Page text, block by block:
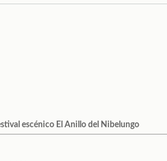
escénico El Anillo del Nibelungo